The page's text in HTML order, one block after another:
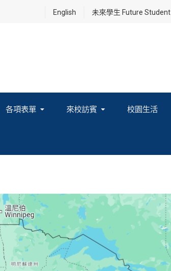
English 未來學生 Future Student
各項表單 來校訪賓 校園生活